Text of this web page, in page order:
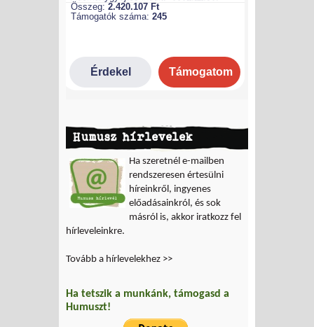
Humusz hírlevelek
Ha szeretnél e-mailben
rendszeresen értesülni
híreinkről, ingyenes
előadásainkról, és sok
másról is, akkor iratkozz fel
hírleveleinkre.
Tovább a hírlevelekhez >>
Ha tetszik a munkánk, támogasd a
Humuszt!